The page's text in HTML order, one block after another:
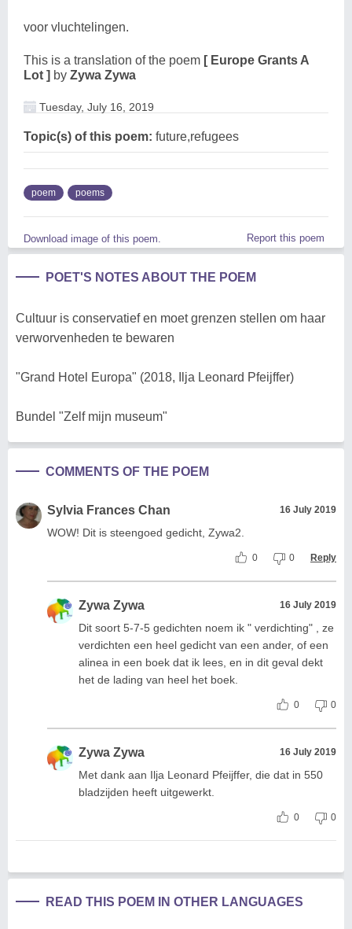
voor vluchtelingen.
This is a translation of the poem [ Europe Grants A
Lot ] by Zywa Zywa
Tuesday, July 16, 2019
Topic(s) of this poem: future,refugees
poem poems
Download image of this poem. Report this poem
POET'S NOTES ABOUT THE POEM
Cultuur is conservatief en moet grenzen stellen om haar
verworvenheden te bewaren
"Grand Hotel Europa" (2018, Ilja Leonard Pfeijffer)
Bundel "Zelf mijn museum"
COMMENTS OF THE POEM
Sylvia Frances Chan 16 July 2019
WOW! Dit is steengoed gedicht, Zywa2.
0 0 Reply
Zywa Zywa 16 July 2019
Dit soort 5-7-5 gedichten noem ik " verdichting" , ze
verdichten een heel gedicht van een ander, of een
alinea in een boek dat ik lees, en in dit geval dekt
het de lading van heel het boek.
0 0
Zywa Zywa 16 July 2019
Met dank aan Ilja Leonard Pfeijffer, die dat in 550
bladzijden heeft uitgewerkt.
0 0
READ THIS POEM IN OTHER LANGUAGES